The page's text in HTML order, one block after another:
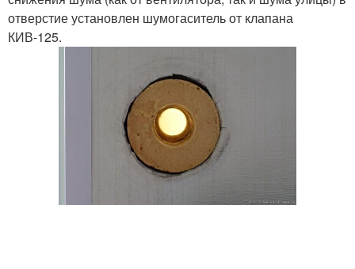
отверстие установлен шумогаситель от клапана
КИВ-125.